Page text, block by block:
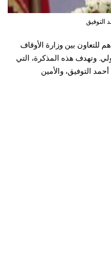
التوفيق
للتعاون بين وزارة الأوقاف
وتهدف هذه المذكرة، التي
التوفيق، والأمين